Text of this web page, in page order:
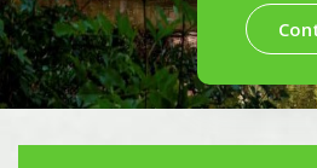
Pisciculture –